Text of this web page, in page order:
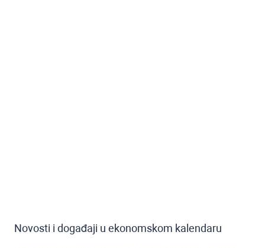
Novosti i događaji u ekonomskom kalendaru